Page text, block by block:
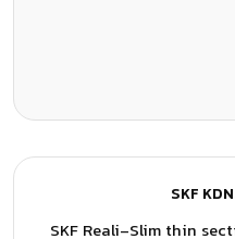
SKF Reali-Slim thin